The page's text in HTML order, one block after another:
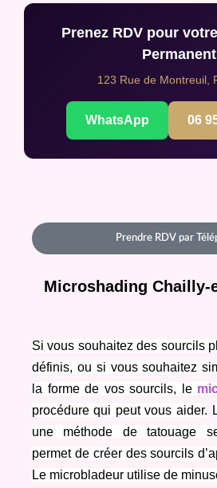
Prenez RDV pour
Permanent
123 Rue de Montreuil,
WhatsApp 06
Prendre RDV par
Microshading Chailly-
Si vous souhaitez des sourcils
définis, ou si vous souhaitez
la forme de vos sourcils, le
procédure qui peut vous aider.
une méthode de tatouage
permet de créer des sourcils
Le microbladeur utilise de